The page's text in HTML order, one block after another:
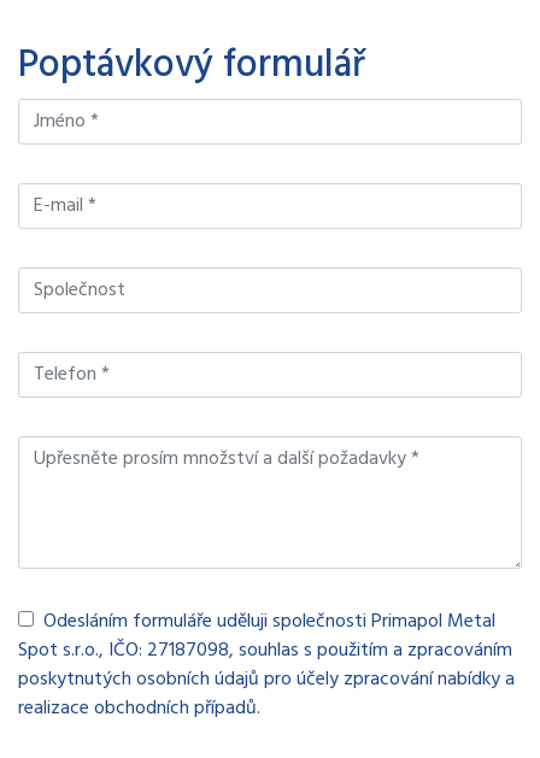
Poptávkový formulář
Odesláním formuláře uděluji společnosti Primapol Metal
Spot s.r.o., IČO: 27187098, souhlas s použitím a zpracováním
poskytnutých osobních údajů pro účely zpracování nabídky a
realizace obchodních případů.